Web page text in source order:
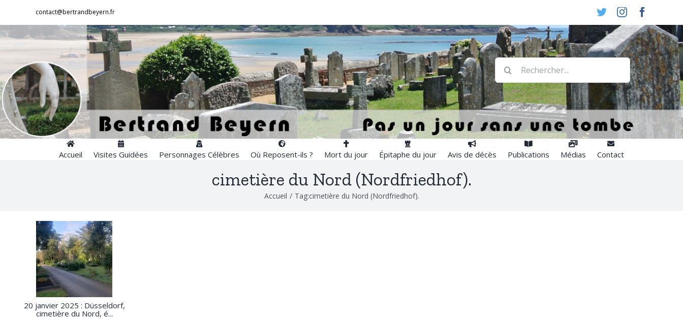
contenu
contact@bertrandbeyern.fr TwitterInstagram
Rechercher:
Accueil Visites Guidées Personnages Célèbres Où Reposent-ils ? Mort du jour Épitaphe du jour Avis de décès Publications Médias Contact
cimetière du Nord (Nordfriedhof).
Accueil / Tag:cimetière du Nord (Nordfriedhof).
20 janvier 2025 : Düsseldorf,
cimetière du Nord, é...